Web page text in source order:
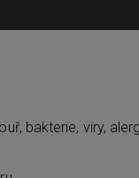
bakterie, viry,